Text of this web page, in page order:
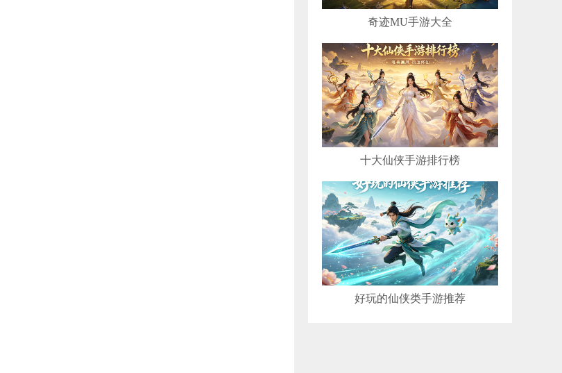
奇迹MU手游大全
十大仙侠手游排行榜
好玩的仙侠类手游推荐